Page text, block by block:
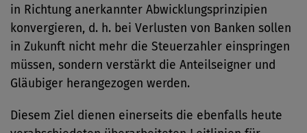
in Richtung anerkannter Abwicklungsprinzipien
konvergieren, d. h. bei Verlusten von Banken sollen
in Zukunft nicht mehr die Steuerzahler einspringen
müssen, sondern verstärkt die Anteilseigner und
Gläubiger herangezogen werden.
Diesem Ziel dienen einerseits die ebenfalls heute